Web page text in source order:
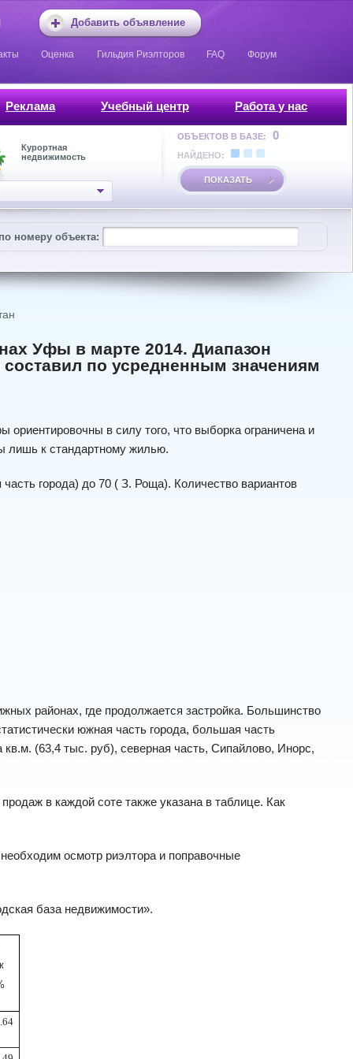
Добавить объявление
Оценка Гильдия Риэлторов FAQ Форум
Реклама Учебный центр Работа у нас
Курортная
недвижимость
ОБЪЕКТОВ В БАЗЕ: 0
НАЙДЕНО:
ПОКАЗАТЬ
номеру объекта:
Уфы в марте 2014. Диапазон
по усредненным значениям
в силу того, что выборка ограничена и
лишь к стандартному жилью.
города) до 70 ( З. Роща). Количество вариантов
районах, где продолжается застройка. Большинство
южная часть города, большая часть
(63,4 тыс. руб), северная часть, Сипайлово, Инорс,
в каждой соте также указана в таблице. Как
осмотр риэлтора и поправочные
база недвижимости».